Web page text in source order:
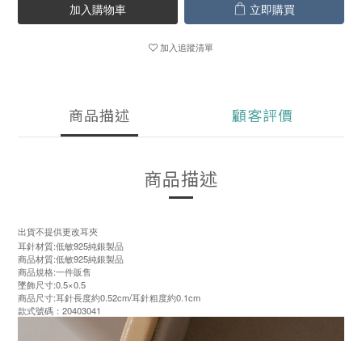
加入購物車 立即購買
加入追蹤清單
商品描述 顧客評價
商品描述
出貨不提供更改耳夾
耳針材質:低敏925純銀製品
商品材質:低敏925純銀製品
商品規格:一件販售
墜飾尺寸:0.5×0.5
商品尺寸:耳針長度約0.52cm/耳針粗度約0.1cm
款式號碼：20403041